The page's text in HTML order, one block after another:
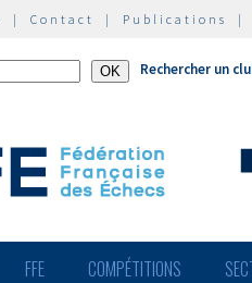
| Contact | Publications |
Rechercher un
FFE COMPÉTITIONS